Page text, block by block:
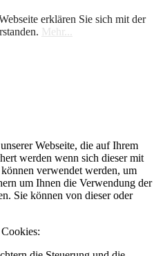
erklären Sie sich mit der
Mehr...
Webseite, die auf Ihrem
werden wenn sich dieser mit
verwendet werden, um
um Ihnen die Verwendung der
Sie können von dieser oder